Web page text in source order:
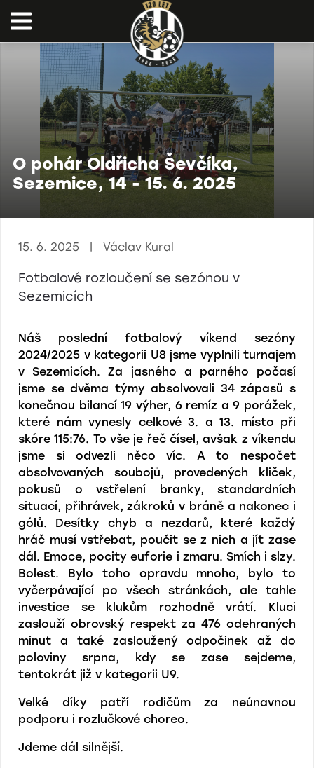
O pohár Oldřicha Ševčíka,
Sezemice, 14 - 15. 6. 2025
15. 6. 2025 | Václav Kural
Fotbalové rozloučení se sezónou v
Sezemicích
Náš poslední fotbalový víkend sezóny
2024/2025 v kategorii U8 jsme vyplnili turnajem
v Sezemicích. Za jasného a parného počasí
jsme se dvěma týmy absolvovali 34 zápasů s
konečnou bilancí 19 výher, 6 remíz a 9 porážek,
které nám vynesly celkové 3. a 13. místo při
skóre 115:76. To vše je řeč čísel, avšak z víkendu
jsme si odvezli něco víc. A to nespočet
absolvovaných soubojů, provedených kliček,
pokusů o vstřelení branky, standardních
situací, přihrávek, zákroků v bráně a nakonec i
gólů. Desítky chyb a nezdarů, které každý
hráč musí vstřebat, poučit se z nich a jít zase
dál. Emoce, pocity euforie i zmaru. Smích i slzy.
Bolest. Bylo toho opravdu mnoho, bylo to
vyčerpávající po všech stránkách, ale tahle
investice se klukům rozhodně vrátí. Kluci
zaslouží obrovský respekt za 476 odehraných
minut a také zasloužený odpočinek až do
poloviny srpna, kdy se zase sejdeme,
tentokrát již v kategorii U9.
Velké díky patří rodičům za neúnavnou
podporu i rozlučkové choreo.
Jdeme dál silnější.